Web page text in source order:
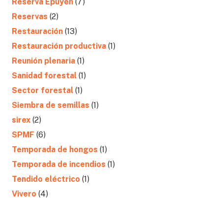
Reservas (2)
Restauración (13)
Restauración productiva (1)
Reunión plenaria (1)
Sanidad forestal (1)
Sector forestal (1)
Siembra de semillas (1)
sirex (2)
SPMF (6)
Temporada de hongos (1)
Temporada de incendios (1)
Tendido eléctrico (1)
Vivero (4)